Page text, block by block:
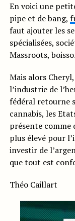
En voici une
pipe et de bang,
faut ajouter les
spécialisées,
Massroots,
Mais alors
l’industrie de
fédéral retourne
cannabis, les
présente comme
plus élevé pour
investir de
que tout est
Théo Caillart